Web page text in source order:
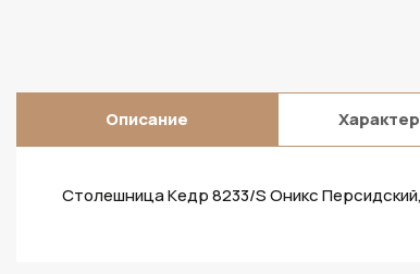
Описание
Столешница Кедр 8233/S Оникс Персидский,